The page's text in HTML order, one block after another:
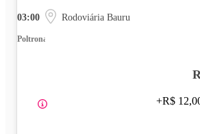
03:00 Rodoviária Bauru
Poltrona
+R$